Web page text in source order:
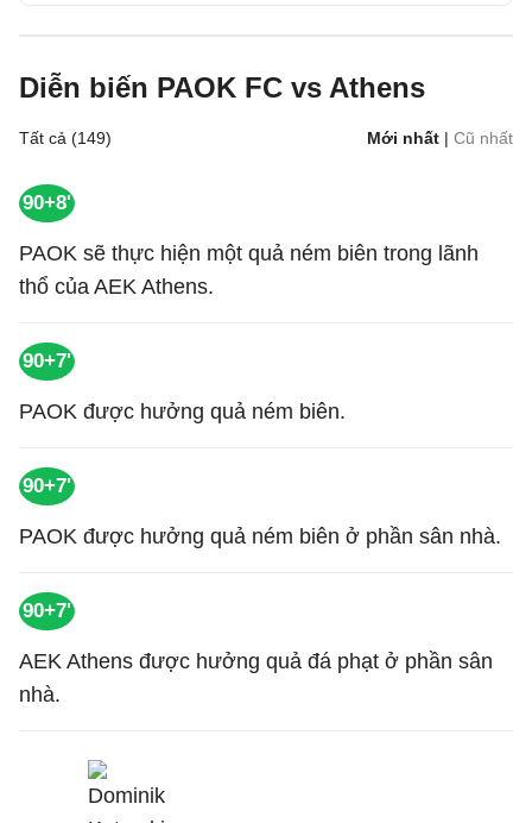
Diễn biến PAOK FC vs Athens
Tất cả (149) Mới nhất | Cũ nhất
90+8'
PAOK sẽ thực hiện một quả ném biên trong lãnh
thổ của AEK Athens.
90+7'
PAOK được hưởng quả ném biên.
90+7'
PAOK được hưởng quả ném biên ở phần sân nhà.
90+7'
AEK Athens được hưởng quả đá phạt ở phần sân
nhà.